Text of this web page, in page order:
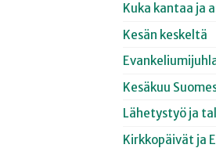
Kuka kantaa ja
Kesän keskeltä
Kesäkuu
Lähetystyö ja
Kirkkopäivät ja